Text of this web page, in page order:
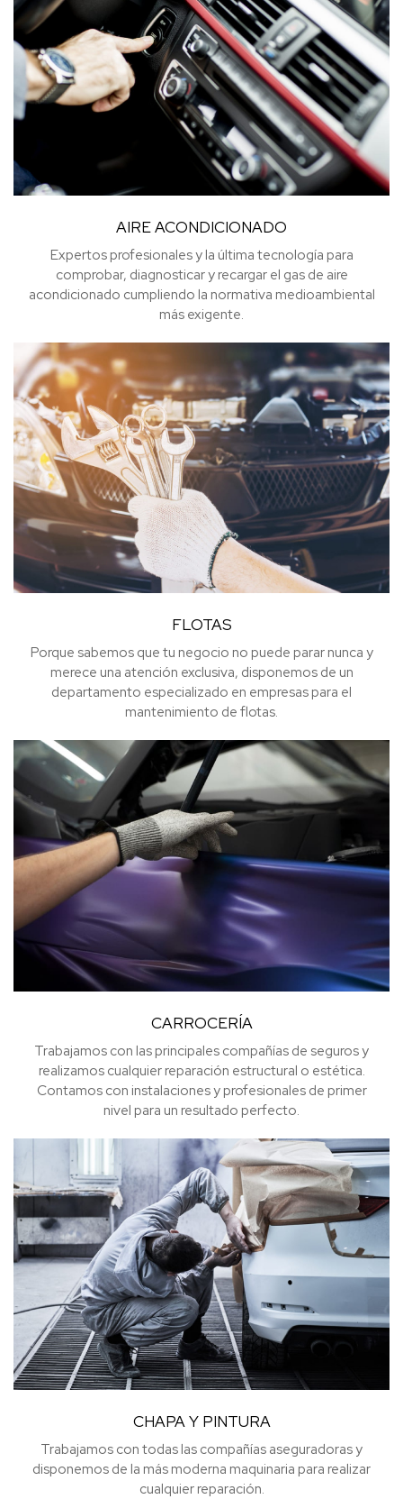
AIRE ACONDICIONADO
Expertos profesionales y la última tecnología para
comprobar, diagnosticar y recargar el gas de aire
acondicionado cumpliendo la normativa medioambiental
más exigente.
FLOTAS
Porque sabemos que tu negocio no puede parar nunca y
merece una atención exclusiva, disponemos de un
departamento especializado en empresas para el
mantenimiento de flotas.
CARROCERÍA
Trabajamos con las principales compañías de seguros y
realizamos cualquier reparación estructural o estética.
Contamos con instalaciones y profesionales de primer
nivel para un resultado perfecto.
CHAPA Y PINTURA
Trabajamos con todas las compañías aseguradoras y
disponemos de la más moderna maquinaria para realizar
cualquier reparación.